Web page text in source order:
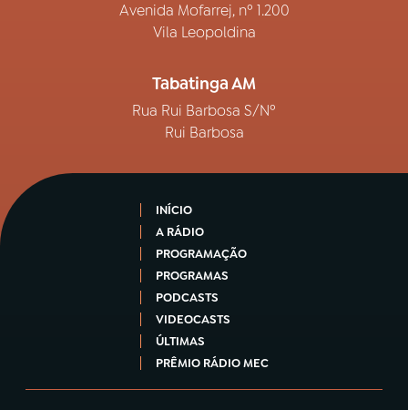
Avenida Mofarrej, nº 1.200
Vila Leopoldina
Tabatinga AM
Rua Rui Barbosa S/Nº
Rui Barbosa
INÍCIO
A RÁDIO
PROGRAMAÇÃO
PROGRAMAS
PODCASTS
VIDEOCASTS
ÚLTIMAS
PRÊMIO RÁDIO MEC